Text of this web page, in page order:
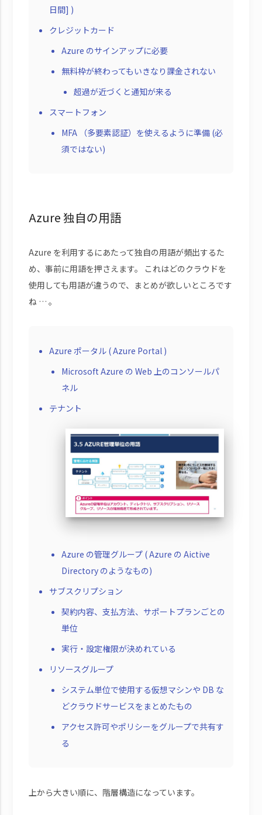
日間] )
クレジットカード
Azure のサインアップに必要
無料枠が終わってもいきなり課金されない
超過が近づくと通知が来る
スマートフォン
MFA （多要素認証）を使えるように準備 (必
須ではない)
Azure 独自の用語
Azure を利用するにあたって独自の用語が頻出するた
め、事前に用語を押さえます。 これはどのクラウドを
使用しても用語が違うので、まとめが欲しいところです
ね … 。
Azure ポータル ( Azure Portal )
Microsoft Azure の Web 上のコンソールパ
ネル
テナント
Azure の管理グループ ( Azure の Aictive
Directory のようなもの)
サブスクリプション
契約内容、支払方法、サポートプランごとの
単位
実行・設定権限が決めれている
リソースグループ
システム単位で使用する仮想マシンや DB な
どクラウドサービスをまとめたもの
アクセス許可やポリシーをグループで共有す
る
上から大きい順に、階層構造になっています。